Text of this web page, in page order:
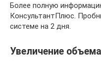
Более полную
КонсультантПлюс.
системе на 2 дня.
Увеличение